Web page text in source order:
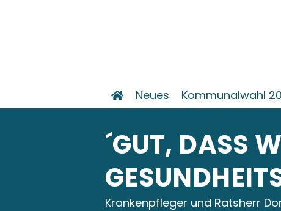
Neues Kommunalwahl
´GUT, DASS
Krankenpfleger und Ratsherr